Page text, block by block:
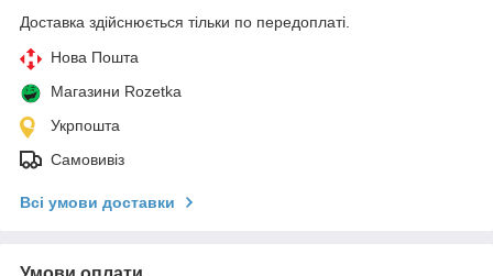
Доставка здійснюється тільки по передоплаті.
Нова Пошта
Магазини Rozetka
Укрпошта
Самовивіз
Всі умови доставки